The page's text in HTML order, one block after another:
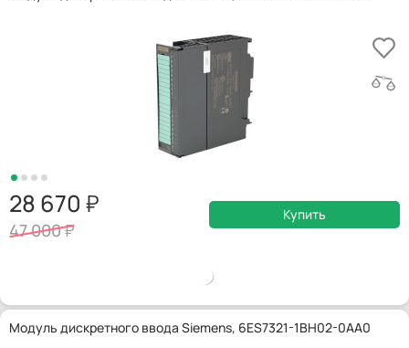
28 670
47 000
Купить
Модуль дискретного ввода Siemens, 6ES7321-1BH02-0AA0